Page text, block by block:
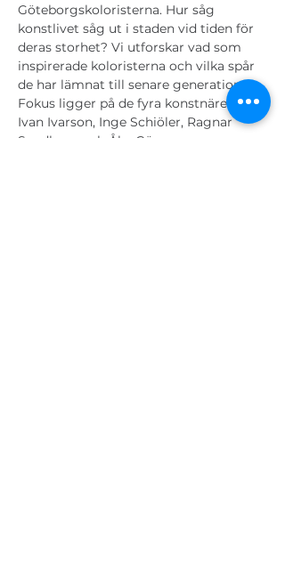
Göteborgskoloristerna. Hur såg
konstlivet såg ut i staden vid tiden för
deras storhet? Vi utforskar vad som
inspirerade koloristerna och vilka spår
de har lämnat till senare generationer.
Fokus ligger på de fyra konstnärerna
Ivan Ivarson, Inge Schiöler, Ragnar
Sandberg och Åke Göransson.